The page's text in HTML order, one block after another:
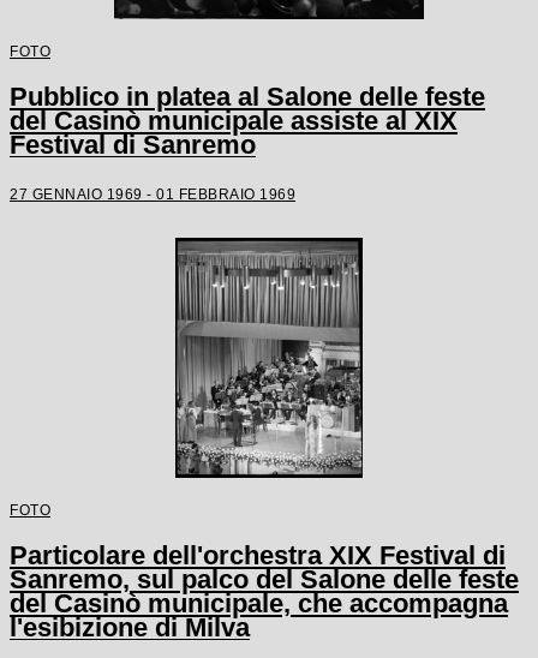
FOTO
Pubblico in platea al Salone delle feste
del Casinò municipale assiste al XIX
Festival di Sanremo
27 GENNAIO 1969 - 01 FEBBRAIO 1969
FOTO
Particolare dell'orchestra XIX Festival di
Sanremo, sul palco del Salone delle feste
del Casinò municipale, che accompagna
l'esibizione di Milva